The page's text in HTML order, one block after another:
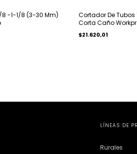
8 -1-1/8 (3-30 Mm)
Cortador De
Corta Caño
$21.620,01
LÍNEAS DE
Rurales